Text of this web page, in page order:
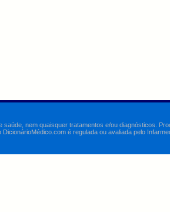
nem quaisquer tratamentos e/ou diagnósticos.
é regulada ou avaliada pelo